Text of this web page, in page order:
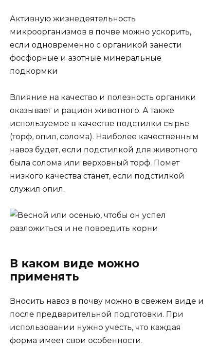
Активную жизнедеятельность
микроорганизмов в почве можно ускорить,
если одновременно с органикой занести
фосфорные и азотные минеральные
подкормки
Влияние на качество и полезность органики
оказывает и рацион животного. А также
используемое в качестве подстилки сырье
(торф, опил, солома). Наиболее качественным
навоз будет, если подстилкой для животного
была солома или верховный торф. Помет
низкого качества станет, если подстилкой
служил опил.
В каком виде можно
применять
Вносить навоз в почву можно в свежем виде и
после предварительной подготовки. При
использовании нужно учесть, что каждая
форма имеет свои особенности.